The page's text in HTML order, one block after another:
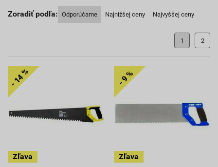
Zoradiť podľa: Odporúčame Najnižšej ceny Najvyššej ceny
1 2